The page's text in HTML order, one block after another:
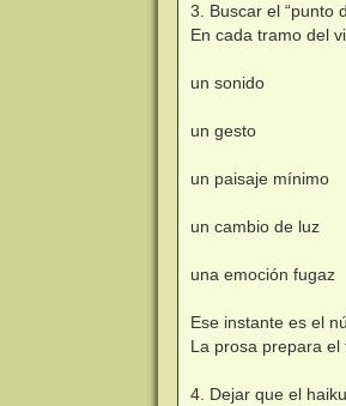
3. Buscar el “punto
En cada tramo del
un sonido
un gesto
un paisaje mínimo
un cambio de luz
una emoción fugaz
Ese instante es el
La prosa prepara el
4. Dejar que el